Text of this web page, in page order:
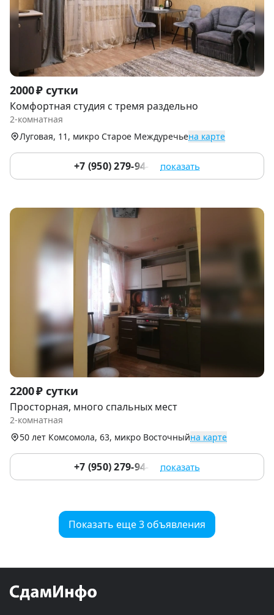
Item
1
of
2000 ₽ сутки
Комфортная студия с тремя раздельно
2-комнатная
Луговая, 11, микро Старое Междуречьена карте
+7 (950) 279-94-99 показать
Item
1
of
2200 ₽ сутки
Просторная, много спальных мест
2-комнатная
50 лет Комсомола, 63, микро Восточныйна карте
+7 (950) 279-94-99 показать
Показать еще 3 объявления